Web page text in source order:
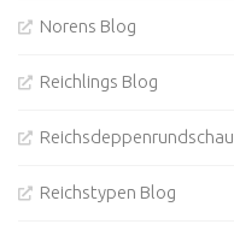
Norens Blog
Reichlings Blog
Reichsdeppenrundschau
Reichstypen Blog